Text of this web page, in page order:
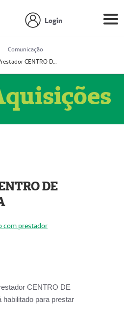
Login
Comunicação
Prestador CENTRO DE ONCOLOGIA
DE
com prestador
CENTRO DE
para prestar